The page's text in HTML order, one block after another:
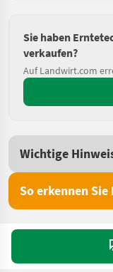
Sie haben
verkaufen?
Auf Landwirt.com
Wichtige
So erkennen